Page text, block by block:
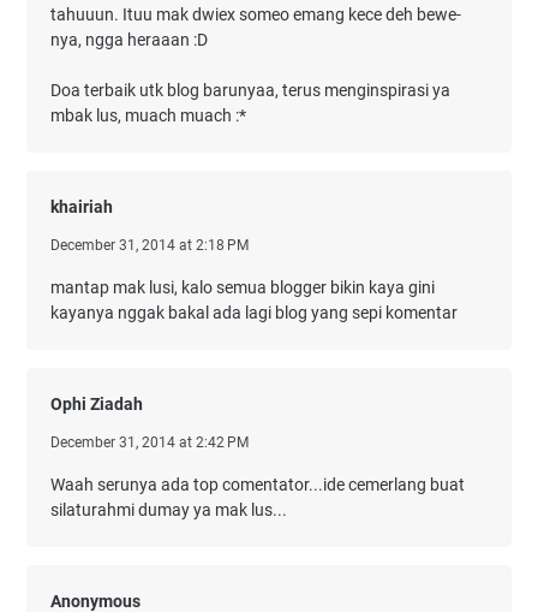
tahuuun. Ituu mak dwiex someo emang kece deh bewe-
nya, ngga heraaan :D
Doa terbaik utk blog barunyaa, terus menginspirasi ya
mbak lus, muach muach :*
khairiah
December 31, 2014 at 2:18 PM
mantap mak lusi, kalo semua blogger bikin kaya gini
kayanya nggak bakal ada lagi blog yang sepi komentar
Ophi Ziadah
December 31, 2014 at 2:42 PM
Waah serunya ada top comentator...ide cemerlang buat
silaturahmi dumay ya mak lus...
Anonymous